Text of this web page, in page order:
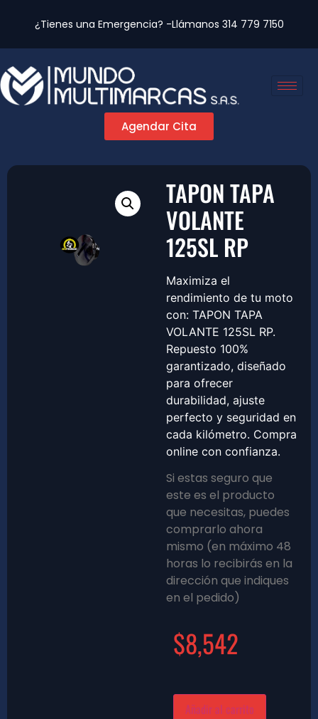
¿Tienes una Emergencia? -Llámanos 314 779 7150
Agendar Cita
TAPON TAPA
VOLANTE
125SL RP
Maximiza el
rendimiento de tu moto
con: TAPON TAPA
VOLANTE 125SL RP.
Repuesto 100%
garantizado, diseñado
para ofrecer
durabilidad, ajuste
perfecto y seguridad en
cada kilómetro. Compra
online con confianza.
Si estas seguro que
este es el producto
que necesitas, puedes
comprarlo ahora
mismo (en máximo 48
horas lo recibirás en la
dirección que indiques
en el pedido)
$8,542
Añadir al carrito